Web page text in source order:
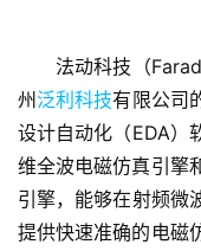
首
页
融
资
法动科技（
州 泛利科技有限公司
设计自动化（EDA）
维全波电磁仿真引擎
引擎，能够在射频微
提供快速准确的电磁